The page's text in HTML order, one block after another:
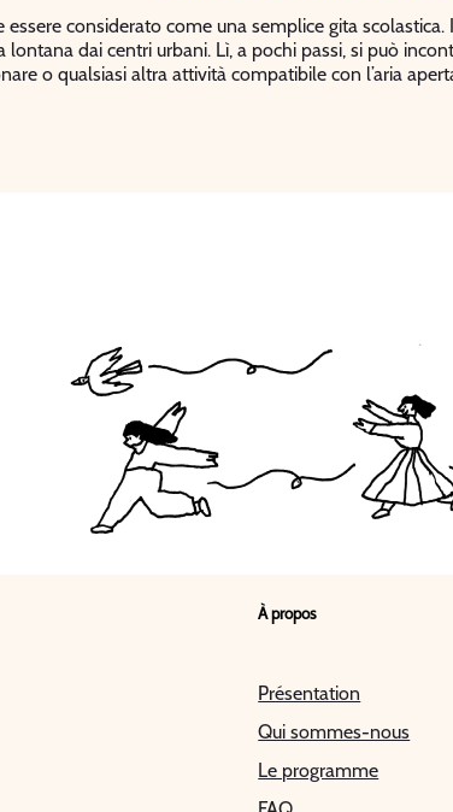
considerato come una semplice gita
dai centri urbani. Lì, a pochi passi, si può
o qualsiasi altra attività compatibile con l’aria
À propos
Présentation
Qui sommes-nous
Le programme